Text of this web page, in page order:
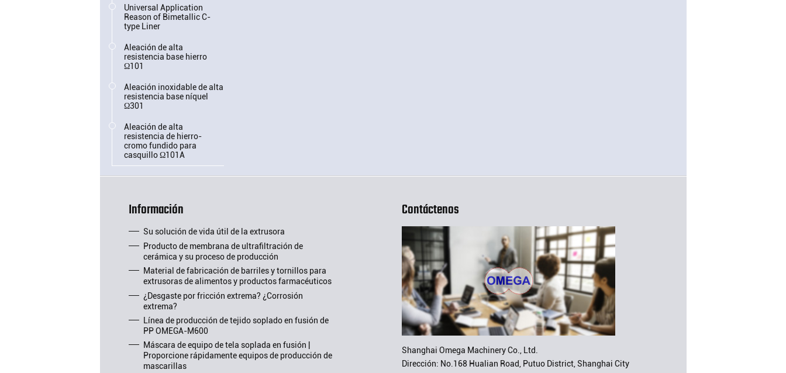
Universal Application
Reason of Bimetallic C-
type Liner
Aleación de alta
resistencia base hierro
Ω101
Aleación inoxidable de alta
resistencia base níquel
Ω301
Aleación de alta
resistencia de hierro-
cromo fundido para
casquillo Ω101A
Información
Su solución de vida útil de la extrusora
Producto de membrana de ultrafiltración de
cerámica y su proceso de producción
Material de fabricación de barriles y tornillos para
extrusoras de alimentos y productos farmacéuticos
¿Desgaste por fricción extrema? ¿Corrosión
extrema?
Línea de producción de tejido soplado en fusión de
PP OMEGA-M600
Máscara de equipo de tela soplada en fusión |
Proporcione rápidamente equipos de producción de
mascarillas
Contáctenos
Shanghai Omega Machinery Co., Ltd.
Dirección: No.168 Hualian Road, Putuo District, Shanghai City